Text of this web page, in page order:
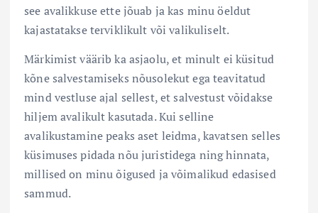
see avalikkuse ette jõuab ja kas minu öeldut
kajastatakse terviklikult või valikuliselt.
Märkimist väärib ka asjaolu, et minult ei küsitud
kõne salvestamiseks nõusolekut ega teavitatud
mind vestluse ajal sellest, et salvestust võidakse
hiljem avalikult kasutada. Kui selline
avalikustamine peaks aset leidma, kavatsen selles
küsimuses pidada nõu juristidega ning hinnata,
millised on minu õigused ja võimalikud edasised
sammud.